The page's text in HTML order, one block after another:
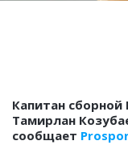
Капитан
Тамирлан
сообщает